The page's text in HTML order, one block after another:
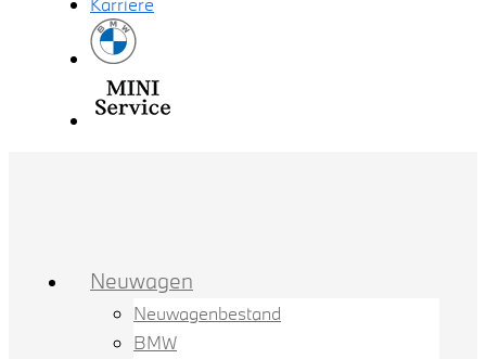
Neuwagen
Neuwagenbestand
BMW